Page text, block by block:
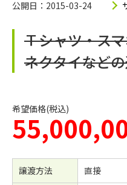
公開日：2015-03-24
Ｔシャツ・ス
ネクタイなど
希望価格(税込)
譲渡方法
直接